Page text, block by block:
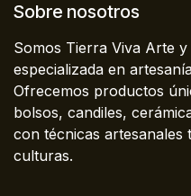
Sobre nosotros
Somos Tierra Viva Arte
especializada en
Ofrecemos productos
bolsos, candiles,
con técnicas artesanales
culturas.